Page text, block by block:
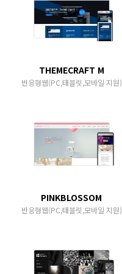
THEMECRAFT M
반응형웹(PC,태블릿,모바일 지원)
PINKBLOSSOM
반응형웹(PC,태블릿,모바일 지원)